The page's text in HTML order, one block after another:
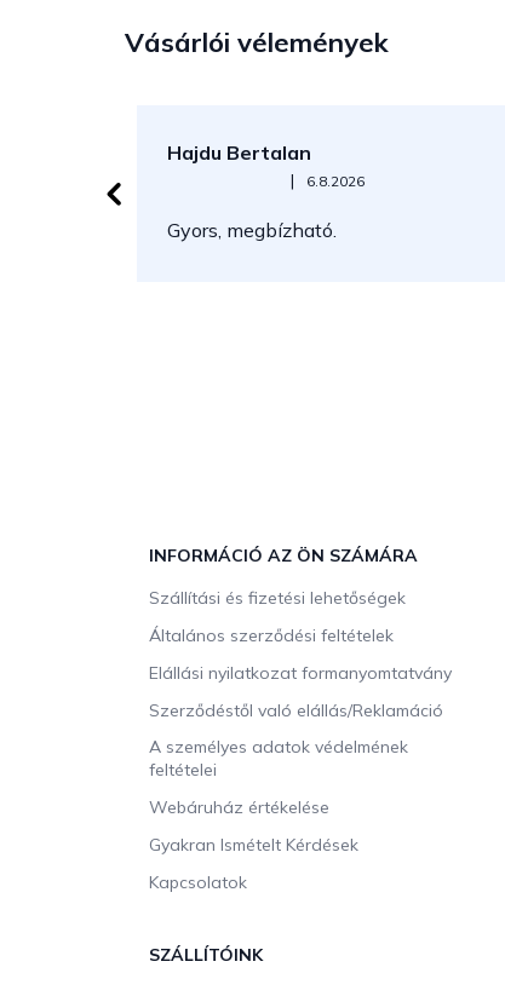
Vásárlói vélemények
Hajdu Bertalan
Az áruház értékelése 5-ből 5 csillag.
| 6.8.2026
Gyors, megbízható.
INFORMÁCIÓ AZ ÖN SZÁMÁRA
Szállítási és fizetési lehetőségek
Általános szerződési feltételek
Elállási nyilatkozat formanyomtatvány
Szerződéstől való elállás/Reklamáció
A személyes adatok védelmének
feltételei
Webáruház értékelése
Gyakran Ismételt Kérdések
Kapcsolatok
SZÁLLÍTÓINK